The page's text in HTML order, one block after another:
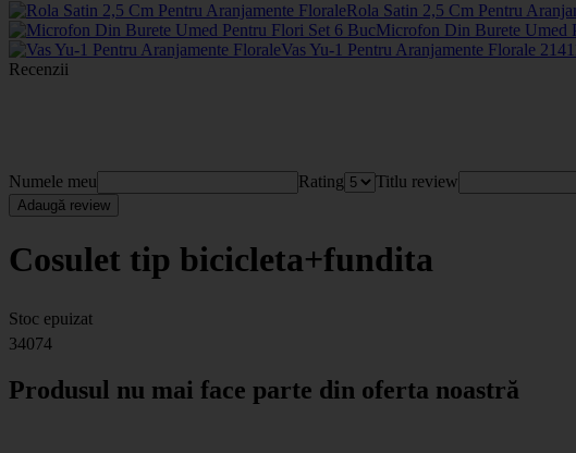
Rola Satin 2,5 Cm Pentru
Microfon Din Burete Umed
Vas Yu-1 Pentru Aranjamente Florale 2141
Recenzii
Numele meu Rating Titlu review
Adaugă review
Cosulet tip bicicleta+fundita
Stoc epuizat
34074
Produsul nu mai face parte din oferta noastră